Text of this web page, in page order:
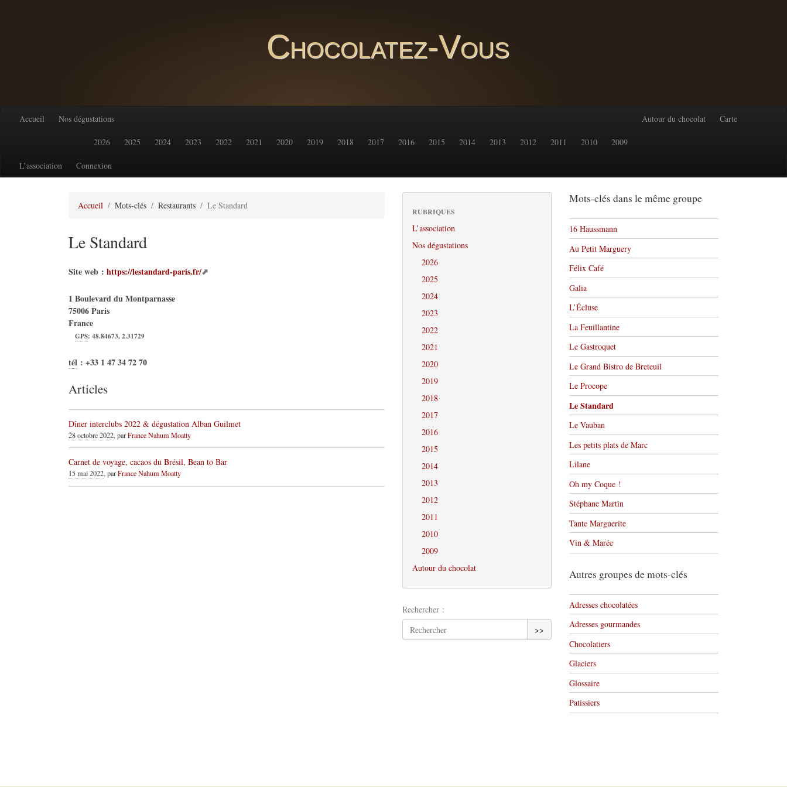
Chocolatez-Vous
Accueil Nos dégustations
2026 2025 2024 2023 2022 2021 2020 2019 2018 2017 2016 2015 2014 2013 2012 2011 2010 2009
Autour du chocolat Carte
L’association Connexion
Accueil Mots-clés Restaurants Le Standard
Le Standard
Site web : https://lestandard-paris.fr/
1 Boulevard du Montparnasse
75006Paris
France
GPS:48.84673,2.31729
tél : +33 1 47 34 72 70
Articles
Dîner interclubs 2022 & dégustation Alban Guilmet
28 octobre 2022, parFrance Nahum Moatty
Carnet de voyage, cacaos du Brésil, Bean to Bar
15 mai 2022, parFrance Nahum Moatty
RUBRIQUES
L’association
Nos dégustations
2026
2025
2024
2023
2022
2021
2020
2019
2018
2017
2016
2015
2014
2013
2012
2011
2010
2009
Autour du chocolat
Rechercher :
>>
Mots-clés dans le même groupe
16 Haussmann
Au Petit Marguery
Félix Café
Galia
L’Écluse
La Feuillantine
Le Gastroquet
Le Grand Bistro de Breteuil
Le Procope
Le Standard
Le Vauban
Les petits plats de Marc
Lilane
Oh my Coque !
Stéphane Martin
Tante Marguerite
Vin & Marée
Autres groupes de mots-clés
Adresses chocolatées
Adresses gourmandes
Chocolatiers
Glaciers
Glossaire
Patissiers